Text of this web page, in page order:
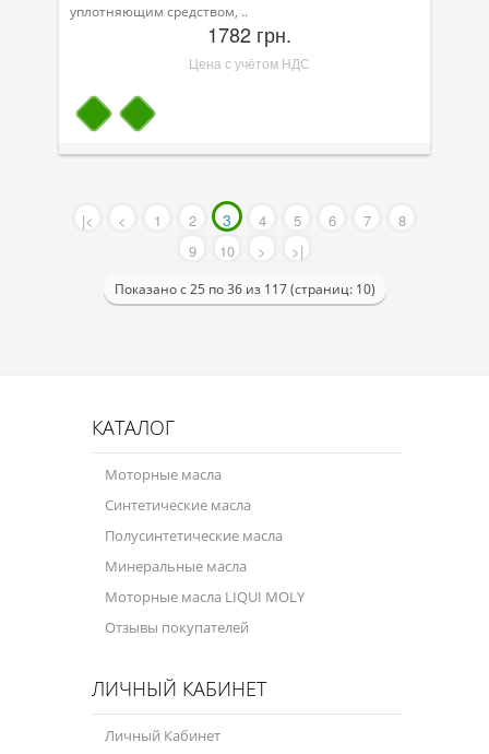
уплотняющим средством, ..
1782 грн.
Цена с учётом НДС
|< < 1 2 3 4 5 6 7
8
9
10 > >|
Показано с 25 по 36 из 117 (страниц: 10)
КАТАЛОГ
Моторные масла
Синтетические масла
Полусинтетические масла
Минеральные масла
Моторные масла LIQUI MOLY
Отзывы покупателей
ЛИЧНЫЙ КАБИНЕТ
Личный Кабинет